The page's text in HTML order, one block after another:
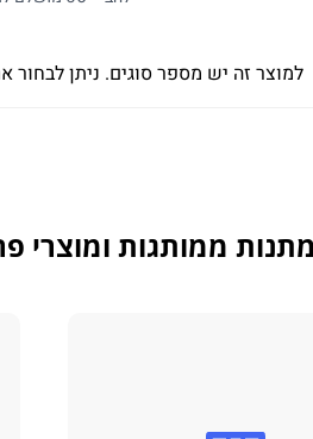
למוצר זה יש מספר סוגים. ניתן לבחור
ממותגות ומוצרי